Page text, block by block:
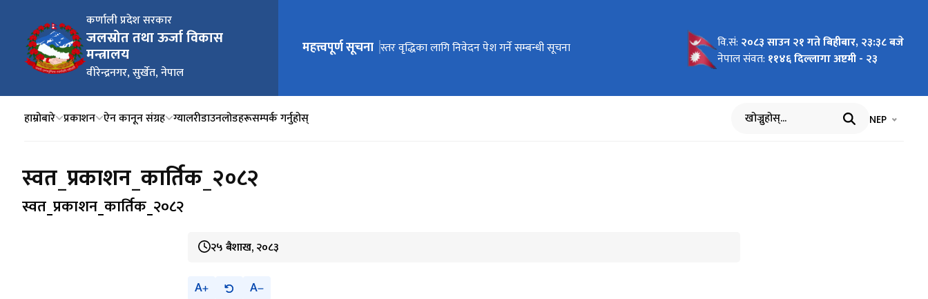
कर्णाली प्रदेश सरकार
जलस्रोत तथा ऊर्जा विकास
मन्त्रालय
वीरेन्द्रनगर, सुर्खेत, नेपाल
मुख्य नेभिगेसनमा जानुहोस्
महत्त्वपूर्ण सूचना स्तर वृद्धिका लागि निवेदन पेश गर्ने सम्बन्धी सूचना वि.सं: २०८३ साउन २१ गते बिहीबार, २३:३८ बजे
नेपाल संवत: ११४६ दिल्लागा अष्टमी - २३
हाम्रोबारे प्रकाशन ऐन कानून संग्रह ग्यालरीडाउनलोडहरूसम्पर्क गर्नुहोस् खोज्नुहोस् भाषा चयन
NEP
स्वत_प्रकाशन_कार्तिक_२०८२
स्वत_प्रकाशन_कार्तिक_२०८२
२५ बैशाख, २०८३
A A